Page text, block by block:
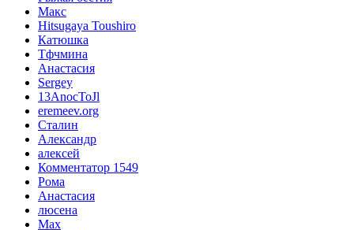
Макс
Hitsugaya Toushiro
Катюшка
Тфчмина
Анастасия
Sergey
13AnocToJl
eremeev.org
Сталин
Александр
алексей
Комментатор 1549
Рома
Анастасия
люсена
Max